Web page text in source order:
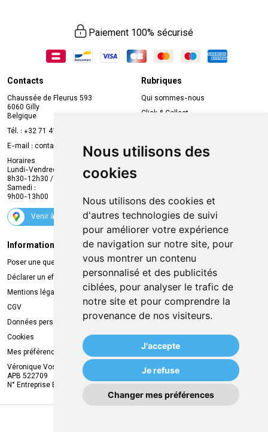
Nous utilisons des
cookies
Nous utilisons des cookies et
d'autres technologies de suivi
pour améliorer votre expérience
de navigation sur notre site, pour
vous montrer un contenu
personnalisé et des publicités
ciblées, pour analyser le trafic de
notre site et pour comprendre la
provenance de nos visiteurs.
J'accepte
Je refuse
Changer mes préférences
Paiement 100% sécurisé
Contacts
Chaussée de Fleurus 593
6060 Gilly
Belgique
Tél. : +32 71 41 32 10
E-mail : contact
mvapharma.be
Horaires
Lundi-Vendredi :
8h30-12h30 / 13h30-18h30
Samedi :
9h00-13h00
Venir à la pharmacie
Rubriques
Qui sommes-nous
Click & Collect
Compte professionnel
Envoi d’ordonnance
Suivez-nous
Informations légales
Poser une question
Déclarer un effet indésirable
Mentions légales
CGV
Données personnelles
Cookies
Mes préférences Cookies
Véronique Vos
APB 522709
N° Entreprise BE0749.944.612
Livraison
Retrait à la pharmacie
Livraison chez vous
Livraison dans un Point Relais